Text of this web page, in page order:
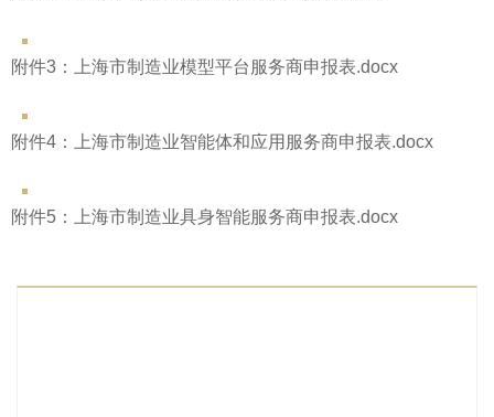
附件3：上海市制造业模型平台服务商申报表.docx
附件4：上海市制造业智能体和应用服务商申报表.docx
附件5：上海市制造业具身智能服务商申报表.docx